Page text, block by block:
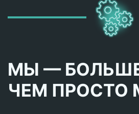
МЫ —
ЧЕМ ПРОСТО